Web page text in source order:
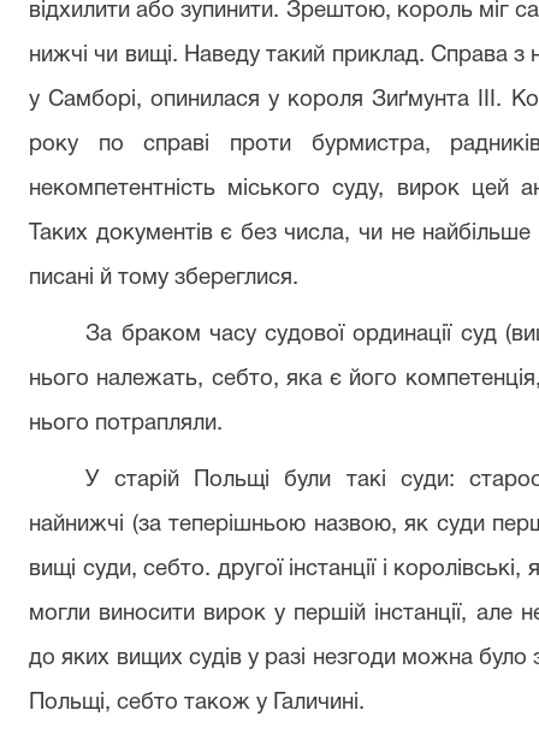
відхилити або зупинити. Зрештою, король міг
нижчі чи вищі. Наведу такий приклад. Справа з
у Самборі, опинилася у короля Зиґмунта III.
року по справі проти бурмистра,
некомпетентність міського суду, вирок цей
Таких документів є без числа, чи не
писані й тому збереглися.
За браком часу судової ординації суд
нього належать, себто, яка є його
нього потра­пляли.
У старій Польщі були такі суди:
найнижчі (за теперішньою назвою, як суди
вищі суди, себто. другої інстанції і королівські,
могли виносити вирок у першій інстанції, але
до яких вищих судів у разі незгоди можна було
Польщі, себто також у Галичині.